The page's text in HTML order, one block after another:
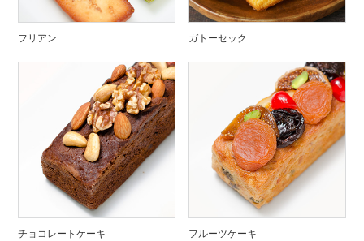
フリアン ガトーセック
チョコレートケーキ フルーツケーキ